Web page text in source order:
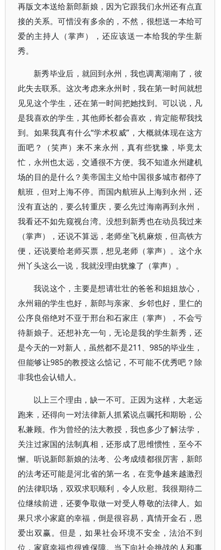
再版文本送给新郎新娘，因为它跟我们永州还有点直
接的关系。可惜没有多余的，不然，很想送一本给可
爱的主持人（掌声），还应该送一本给我的学生新
秀。
新秀毕业后，就回到永州，我也调离湖南了，彼
此失去联系。这次考虑来永州时，我在第一时间就想
见见这个学生，还在第一时间把她找到。可以说，凡
是我喜欢的学生，其他师长都会喜欢，肯定能帮我找
到。如果我真有什么“学术权威”，大概就体现在这方
面吧？（笑声）来不来永州，真有些犹豫，毕竟太
忙，永州也太远，交通很不方便。我不知道永州建机
场的目的是什么？美帝国主义给中国很多城市都停了
航班，但对上海不停。而国内航班从上海到永州，还
没有直达的，要么转重庆，要么先过海南再到永州，
我看还不如先窥视台湾。没想到新秀也在动员我过来
（掌声），还说不算远，老师坐飞机麻烦，但高铁方
便，还说要给老师买票，想见老师（掌声）。这个永
州丫头这么一说，我就没理由犹豫了（掌声）。
我说这个，主要是想请壮壮的爸爸和姐姐放心，
永州籍的学生也好，新郎与亲家、乡邻也好，里仁的
公序良俗绝对不亚于邢台和石家庄（掌声），不会亏
待新娘子。还想补充一句，无论是我的学生新秀，还
是今天的一对新人，虽然都不是211、985的毕业生，
但能够让985的教授这么惦记，不可能不优秀吧？除
非我也会认错人。
以上三个理由，缺一不可。正因为这样，大老远
跑来，还得向一对法律新人抓紧说点嘱托和期盼，公
私兼顾。作为曾经的法大教授，我也多少了解法学，
关注过家国的法制真相，还形成了思维惯性，至今不
懈。听说新郎新娘的法考、公考成绩都很厉害，新郎
的法考还可能是河北省的第一名，在竞争越来越激烈
的法律职场，双双求职顺利，令人欣慰。我很期待二
位继续前进，还要争取做一对受人尊敬的法律人。如
果只求小家庭的幸福，倒是很容易，真情开金石，恩
爱出双赢。但是，如果社会环境不安全，法治不到
位，家庭幸福也很难保障。当下向社会挑战的人和事